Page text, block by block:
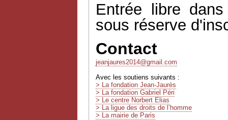
Entrée libre
sous réserve
Contact
jeanjaures2014@gmail.com
Avec les soutiens suivants :
> La fondation Jean-Jaurès
> La fondation Gabriel Péri
> Le centre Norbert Elias
> La ligue des droits de l’homme
> La mairie de Paris